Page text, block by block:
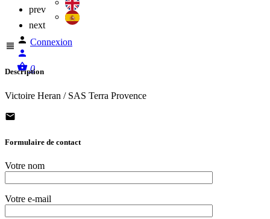
Connexion
0
prev
next
Description
Victoire Heran / SAS Terra Provence
Formulaire de contact
Votre nom
Votre e-mail